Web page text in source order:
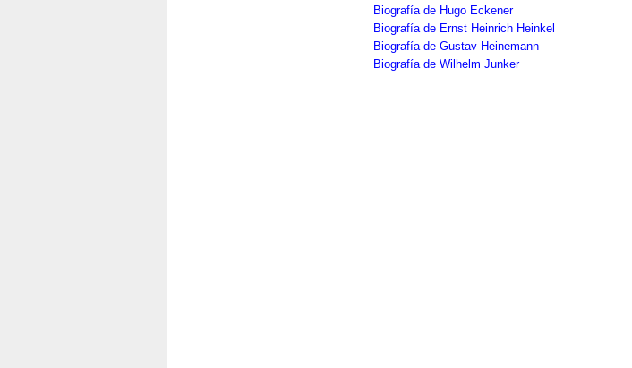
Biografía de Hugo Eckener
Biografía de Ernst Heinrich Heinkel
Biografía de Gustav Heinemann
Biografía de Wilhelm Junker